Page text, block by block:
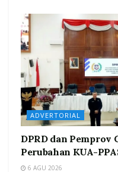
ADVERTORIAL
DPRD dan Pemprov
Perubahan KUA-
6 AGU 2026